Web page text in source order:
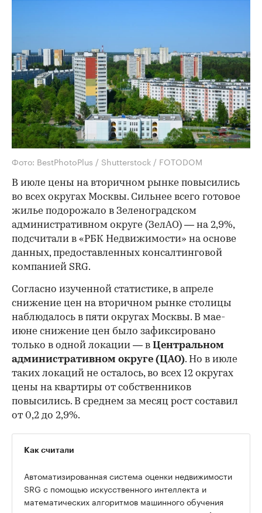
Фото: BestPhotoPlus / Shutterstock / FOTODOM
В июле цены на вторичном рынке повысились
во всех округах Москвы. Сильнее всего готовое
жилье подорожало в Зеленоградском
административном округе (ЗелАО) — на 2,9%,
подсчитали в «РБК Недвижимости» на основе
данных, предоставленных консалтинговой
компанией SRG.
Согласно изученной статистике, в апреле
снижение цен на вторичном рынке столицы
наблюдалось в пяти округах Москвы. В мае-
июне снижение цен было зафиксировано
только в одной локации — в Центральном
административном округе (ЦАО). Но в июле
таких локаций не осталось, во всех 12 округах
цены на квартиры от собственников
повысились. В среднем за месяц рост составил
от 0,2 до 2,9%.
Как считали
Автоматизированная система оценки недвижимости
SRG с помощью искусственного интеллекта и
математических алгоритмов машинного обучения